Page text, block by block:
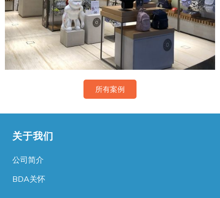
所有案例
关于我们
公司简介
BDA关怀